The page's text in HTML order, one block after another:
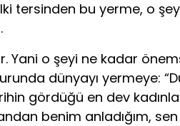
tersinden bu yerme, o
Yani o şeyi ne kadar
dünyayı yermeye:
gördüğü en dev
benim anladığım,